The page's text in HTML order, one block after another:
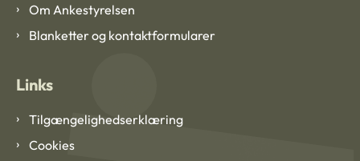
Om Ankestyrelsen
Blanketter og kontaktformularer
Links
Tilgængelighedserklæring
Cookies